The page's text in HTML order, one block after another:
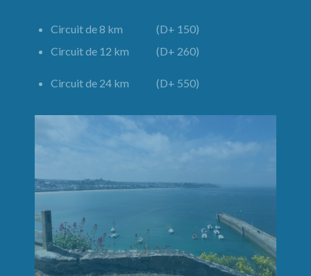
Circuit de 8 km (D+ 150)
Circuit de 12 km (D+ 260)
Circuit de 24 km (D+ 550)